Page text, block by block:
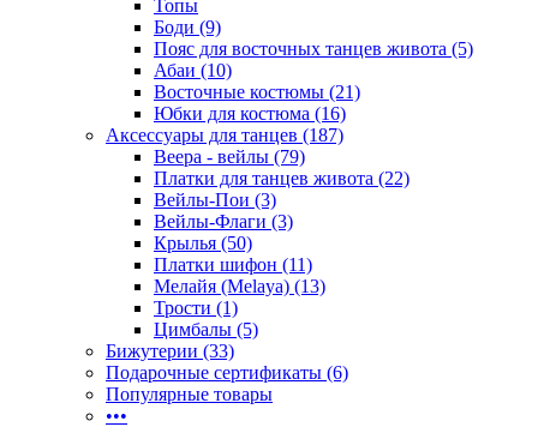
Топы
Боди (9)
Пояс для восточных танцев живота (5)
Абаи (10)
Восточные костюмы (21)
Юбки для костюма (16)
Аксессуары для танцев (187)
Веера - вейлы (79)
Платки для танцев живота (22)
Вейлы-Пои (3)
Вейлы-Флаги (3)
Крылья (50)
Платки шифон (11)
Мелайя (Melaya) (13)
Трости (1)
Цимбалы (5)
Бижутерии (33)
Подарочные сертификаты (6)
Популярные товары
•••